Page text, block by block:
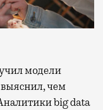
чем
big data